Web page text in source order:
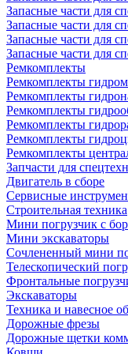
Запасные части для
Запасные части для
Запасные части для
Запасные части для
Ремкомплекты
Ремкомплекты
Ремкомплекты
Ремкомплекты
Ремкомплекты
Ремкомплекты
Ремкомплекты
Запчасти для
Двигатель в сборе
Сервисные
Строительная техника
Мини погрузчик с
Мини экскаваторы
Сочлененный мини
Телескопический
Фронтальные
Экскаваторы
Техника и навесное
Дорожные фрезы
Дорожные щетки